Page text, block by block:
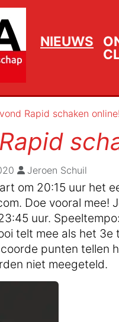
NIEUWS
Rapid schaken online!
Jeroen Schuil
om 20:15 uur het
Doe vooral mee!
uur.
telt mee als het
punten tellen
niet meegeteld.